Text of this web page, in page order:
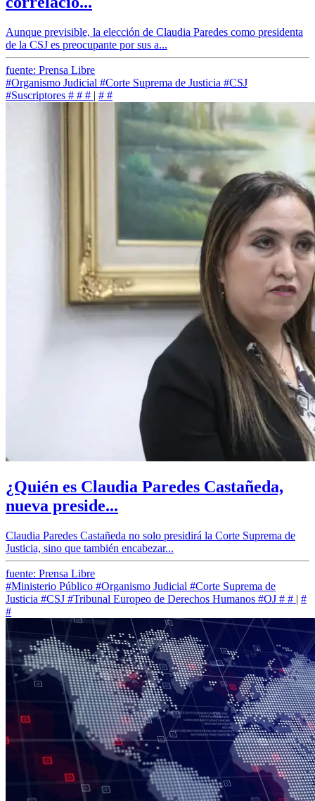
Aunque previsible, la elección de Claudia Paredes como presidenta
de la CSJ es preocupante por sus a...
fuente: Prensa Libre
#Organismo Judicial #Corte Suprema de Justicia #CSJ
#Suscriptores # # # | # #
¿Quién es Claudia Paredes Castañeda,
nueva preside...
Claudia Paredes Castañeda no solo presidirá la Corte Suprema de
Justicia, sino que también encabezar...
fuente: Prensa Libre
#Ministerio Público #Organismo Judicial #Corte Suprema de
Justicia #CSJ #Tribunal Europeo de Derechos Humanos #OJ # # | #
#